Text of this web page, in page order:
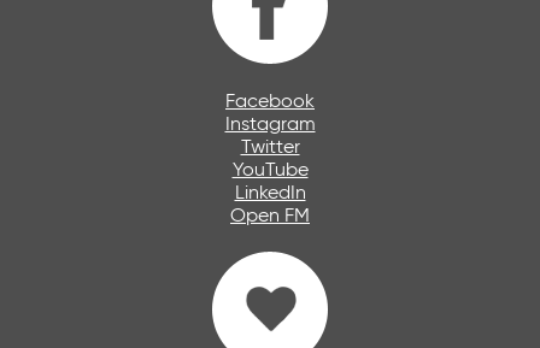
Facebook
Instagram
Twitter
YouTube
LinkedIn
Open FM